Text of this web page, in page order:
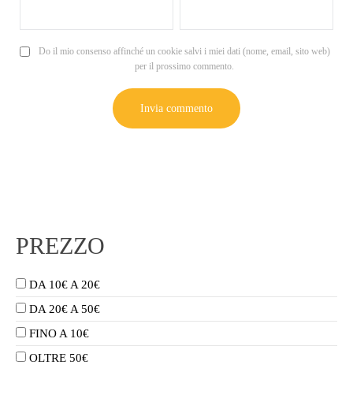
Do il mio consenso affinché un cookie salvi i miei dati (nome, email, sito web)
per il prossimo commento.
PREZZO
DA 10€ A 20€
DA 20€ A 50€
FINO A 10€
OLTRE 50€